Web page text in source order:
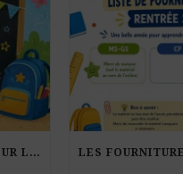
BEL ÉTÉ ET À BIENTÔT POUR LA RENTRÉE !